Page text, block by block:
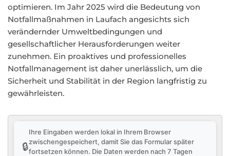
optimieren. Im Jahr 2025 wird die Bedeutung von
Notfallmaßnahmen in Laufach angesichts sich
verändernder Umweltbedingungen und
gesellschaftlicher Herausforderungen weiter
zunehmen. Ein proaktives und professionelles
Notfallmanagement ist daher unerlässlich, um die
Sicherheit und Stabilität in der Region langfristig zu
gewährleisten.
🔒
Ihre Eingaben werden lokal in Ihrem Browser
zwischengespeichert, damit Sie das Formular später
fortsetzen können. Die Daten werden nach 7 Tagen